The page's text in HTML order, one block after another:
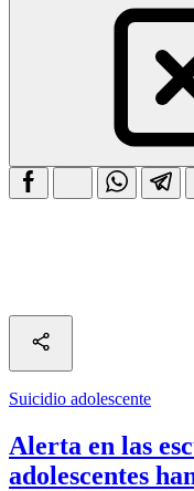
Suicidio adolescente
Alerta en las
adolescentes